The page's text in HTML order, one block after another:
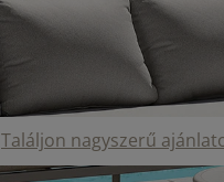
Találjon nagyszerű